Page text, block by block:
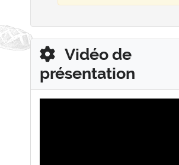
Vidéo de
présentation